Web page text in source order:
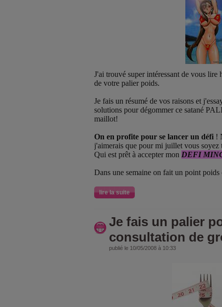
J'ai trouvé super intéressant de vous lire
de votre palier poids.
Je fais un résumé de vos raisons et
solutions pour dégommer ce satané
maillot!
On en profite pour se lancer un défi !
j'aimerais que pour mi juillet vous soyez
Qui est prêt à accepter mon DEFI
Dans une semaine on fait un point poids
lire la suite
Je fais un palier
consultation de
publié le 10/05/2008 à 10:33